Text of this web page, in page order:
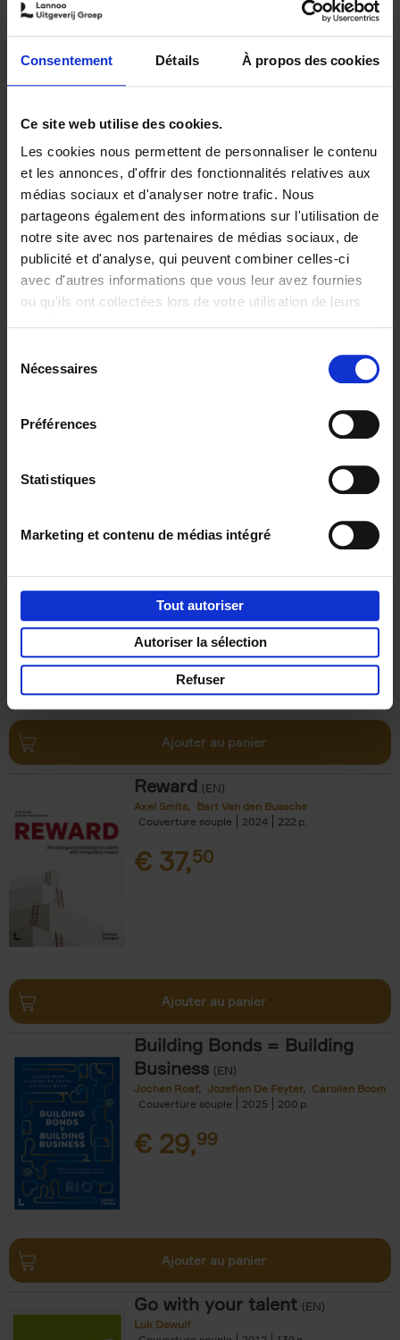
Consentement Détails À propos des cookies
Ce site web utilise des cookies.
Les cookies nous permettent de personnaliser le contenu
et les annonces, d'offrir des fonctionnalités relatives aux
médias sociaux et d'analyser notre trafic. Nous
partageons également des informations sur l'utilisation de
notre site avec nos partenaires de médias sociaux, de
publicité et d'analyse, qui peuvent combiner celles-ci
avec d'autres informations que vous leur avez fournies
ou qu'ils ont collectées lors de votre utilisation de leurs
Nécessaires
Préférences
Statistiques
Marketing et contenu de médias intégré
Tout autoriser
Autoriser la sélection
Refuser
Ajouter au panier
Trends in the Transformation
Economy
Operating With Positive
€34,99
Ajouter au panier
Reward (EN)
Axel Smits
Bart Van den Bussche
Couverture souple
2024 222
€ 37,50
Ajouter au panier
Building Bonds = Building
Business (EN)
Jochen Roef Jozefien De Feyter
Carolien Boom
Couverture souple
2025 200
€ 29,99
Ajouter au panier
Go with your talent (EN)
Luk Dewulf